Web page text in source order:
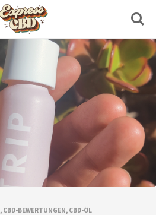
, CBD-BEWERTUNGEN, CBD-ÖL